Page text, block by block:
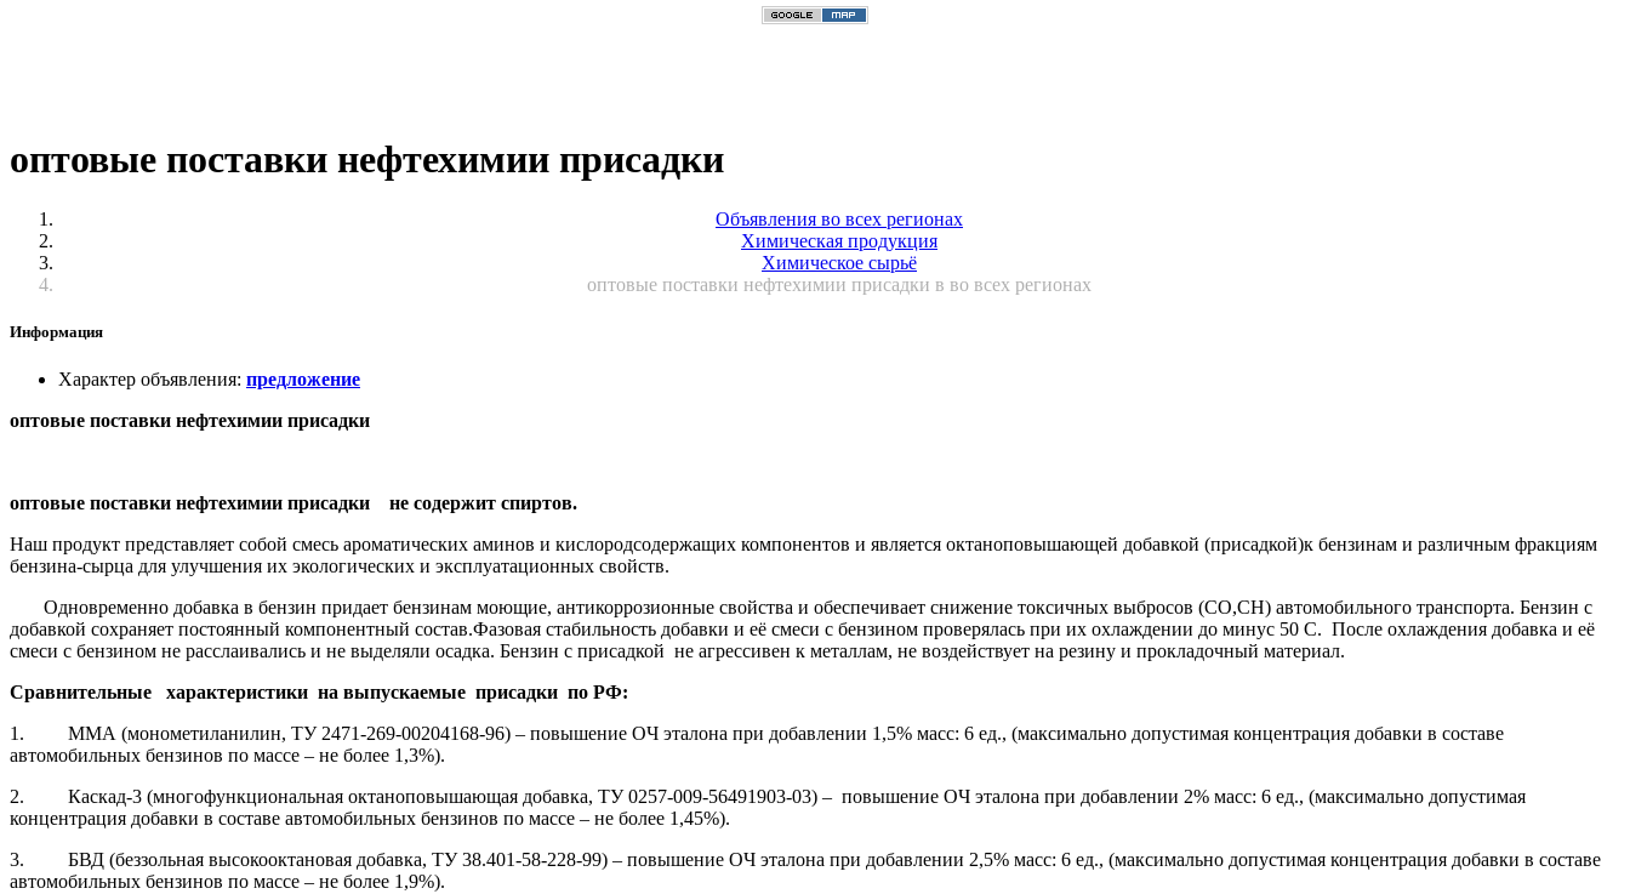
оптовые поставки нефтехимии присадки
Объявления во всех регионах
Химическая продукция
Химическое сырьё
оптовые поставки нефтехимии присадки в во всех регионах
Информация
Характер объявления: предложение
оптовые поставки нефтехимии присадки
оптовые поставки нефтехимии присадки не содержит спиртов.
Наш продукт представляет собой смесь ароматических аминов и кислородсодержащих компонентов и является октаноповышающей добавкой (присадкой)к бензинам и различным фракциям
бензина-сырца для улучшения их экологических и эксплуатационных свойств.
Одновременно добавка в бензин придает бензинам моющие, антикоррозионные свойства и обеспечивает снижение токсичных выбросов (CO,CH) автомобильного транспорта. Бензин с
добавкой сохраняет постоянный компонентный состав.Фазовая стабильность добавки и её смеси с бензином проверялась при их охлаждении до минус 50 С. После охлаждения добавка и её
смеси с бензином не расслаивались и не выделяли осадка. Бензин c присадкой не агрессивен к металлам, не воздействует на резину и прокладочный материал.
Сравнительные характеристики на выпускаемые присадки по РФ:
1. ММА (монометиланилин, ТУ 2471-269-00204168-96) – повышение ОЧ эталона при добавлении 1,5% масс: 6 ед., (максимально допустимая концентрация добавки в составе
автомобильных бензинов по массе – не более 1,3%).
2. Каскад-3 (многофункциональная октаноповышающая добавка, ТУ 0257-009-56491903-03) – повышение ОЧ эталона при добавлении 2% масс: 6 ед., (максимально допустимая
концентрация добавки в составе автомобильных бензинов по массе – не более 1,45%).
3. БВД (беззольная высокооктановая добавка, ТУ 38.401-58-228-99) – повышение ОЧ эталона при добавлении 2,5% масс: 6 ед., (максимально допустимая концентрация добавки в составе
автомобильных бензинов по массе – не более 1,9%).